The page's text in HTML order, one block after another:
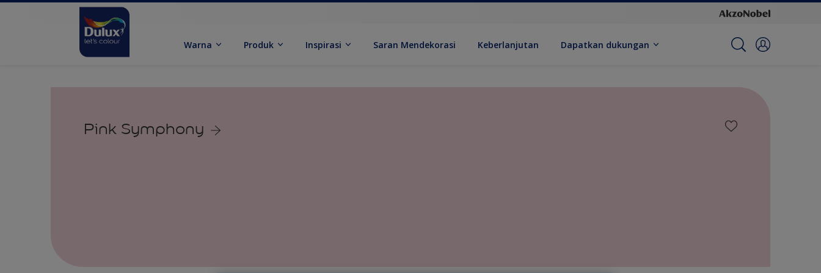
Warna Produk Inspirasi Saran Mendekorasi Keberlanjutan Dapatkan dukungan
Pink Symphony